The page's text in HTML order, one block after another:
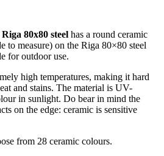
80x80 steel has a round ceramic
to measure) on the Riga 80×80 steel
for outdoor use.
high temperatures, making it hard
and stains. The material is UV-
in sunlight. Do bear in mind the
on the edge: ceramic is sensitive
from 28 ceramic colours.